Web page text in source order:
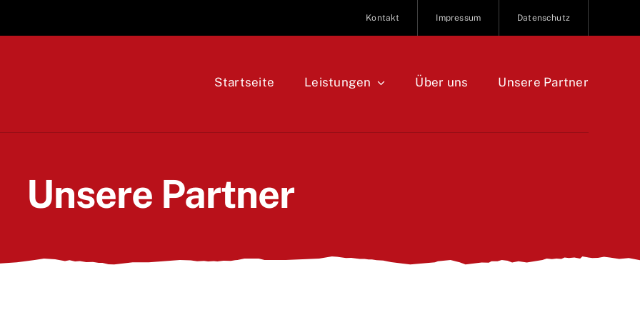
Kontakt Impressum Datenschutz
Startseite Leistungen Über uns Unsere Partner
Unsere Partner